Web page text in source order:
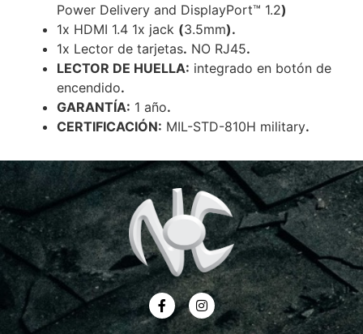
Power Delivery and DisplayPort™ 1.2)
1x HDMI 1.4 1x jack (3.5mm).
1x Lector de tarjetas. NO RJ45.
LECTOR DE HUELLA: integrado en botón de
encendido.
GARANTÍA: 1 año.
CERTIFICACIÓN: MIL-STD-810H military.